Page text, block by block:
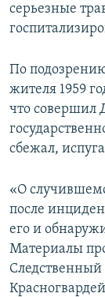
Все сайты
серьезные
По
жителя 1959
что совершил
сбежал,
«О
после
его и
Материалы